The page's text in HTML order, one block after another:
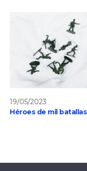
19/05/2023
Héroes de mil batallas